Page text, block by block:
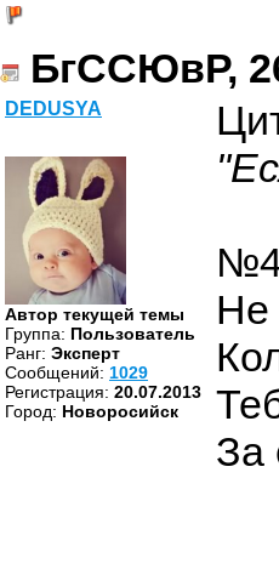
БгССЮвР,
DEDUSYA
Автор текущей темы
Группа: Пользователь
Ранг: Эксперт
Cообщений: 1029
Регистрация: 20.07.2013
Город: Новоросийск
Не
За